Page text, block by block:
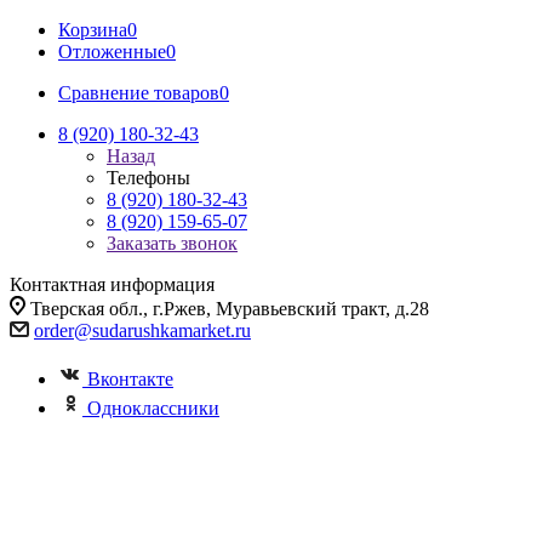
Корзина0
Отложенные0
Сравнение товаров0
8 (920) 180-32-43
Назад
Телефоны
8 (920) 180-32-43
8 (920) 159-65-07
Заказать звонок
Контактная информация
Тверская обл., г.Ржев, Муравьевский тракт, д.28
order@sudarushkamarket.ru
Вконтакте
Одноклассники